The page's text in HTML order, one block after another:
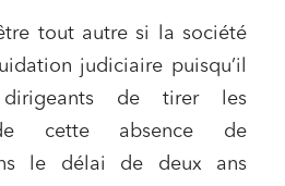
tout autre si la société
judiciaire puisqu’il
de tirer les
de cette absence de
le délai de deux ans